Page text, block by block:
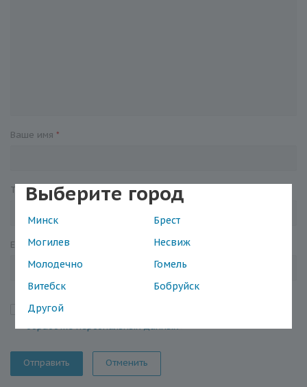
Выберите город
Минск
Брест
Могилев
Несвиж
Молодечно
Гомель
Витебск
Бобруйск
Другой
Ваше имя *
Телефон *
E-mail
Я подтверждаю, что ознакомился с «
обработке персональных данных»
Отменить